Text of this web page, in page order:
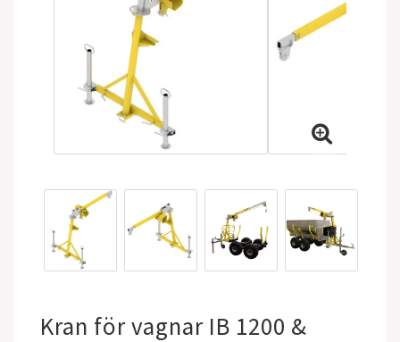
Kran för vagnar IB 1200 &